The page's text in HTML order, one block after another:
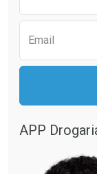
Comprar sem
Comprar sem
Email
APP